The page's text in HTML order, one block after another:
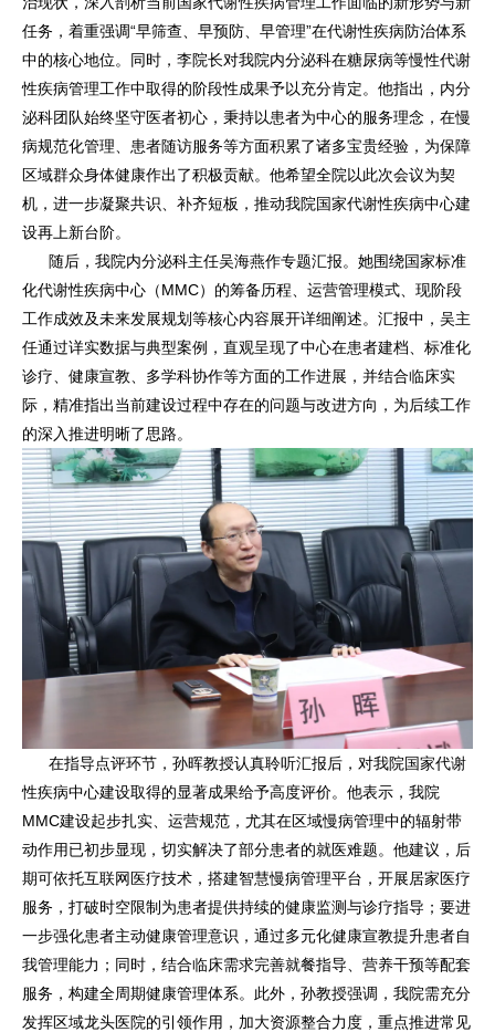
任务，着重强调“早筛查、早预防、早管理”在代谢性疾病防治体系
中的核心地位。同时，李院长对我院内分泌科在糖尿病等慢性代谢
性疾病管理工作中取得的阶段性成果予以充分肯定。他指出，内分
泌科团队始终坚守医者初心，秉持以患者为中心的服务理念，在慢
病规范化管理、患者随访服务等方面积累了诸多宝贵经验，为保障
区域群众身体健康作出了积极贡献。他希望全院以此次会议为契
机，进一步凝聚共识、补齐短板，推动我院国家代谢性疾病中心建
设再上新台阶。
随后，我院内分泌科主任吴海燕作专题汇报。她围绕国家标准
化代谢性疾病中心（MMC）的筹备历程、运营管理模式、现阶段
工作成效及未来发展规划等核心内容展开详细阐述。汇报中，吴主
任通过详实数据与典型案例，直观呈现了中心在患者建档、标准化
诊疗、健康宣教、多学科协作等方面的工作进展，并结合临床实
际，精准指出当前建设过程中存在的问题与改进方向，为后续工作
的深入推进明晰了思路。
在指导点评环节，孙晖教授认真聆听汇报后，对我院国家代谢
性疾病中心建设取得的显著成果给予高度评价。他表示，我院
MMC建设起步扎实、运营规范，尤其在区域慢病管理中的辐射带
动作用已初步显现，切实解决了部分患者的就医难题。他建议，后
期可依托互联网医疗技术，搭建智慧慢病管理平台，开展居家医疗
服务，打破时空限制为患者提供持续的健康监测与诊疗指导；要进
一步强化患者主动健康管理意识，通过多元化健康宣教提升患者自
我管理能力；同时，结合临床需求完善就餐指导、营养干预等配套
服务，构建全周期健康管理体系。此外，孙教授强调，我院需充分
发挥区域龙头医院的引领作用，加大资源整合力度，重点推进常见